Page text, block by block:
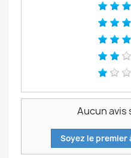
Aucun avis
Soyez le premier